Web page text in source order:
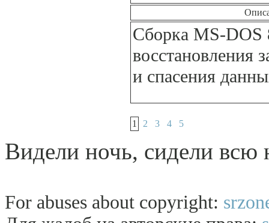
Сборка MS-DOS
восстановления
и спасения
1 2 3 4 5
Видели ночь, сидели всю
For abuses about copyright: